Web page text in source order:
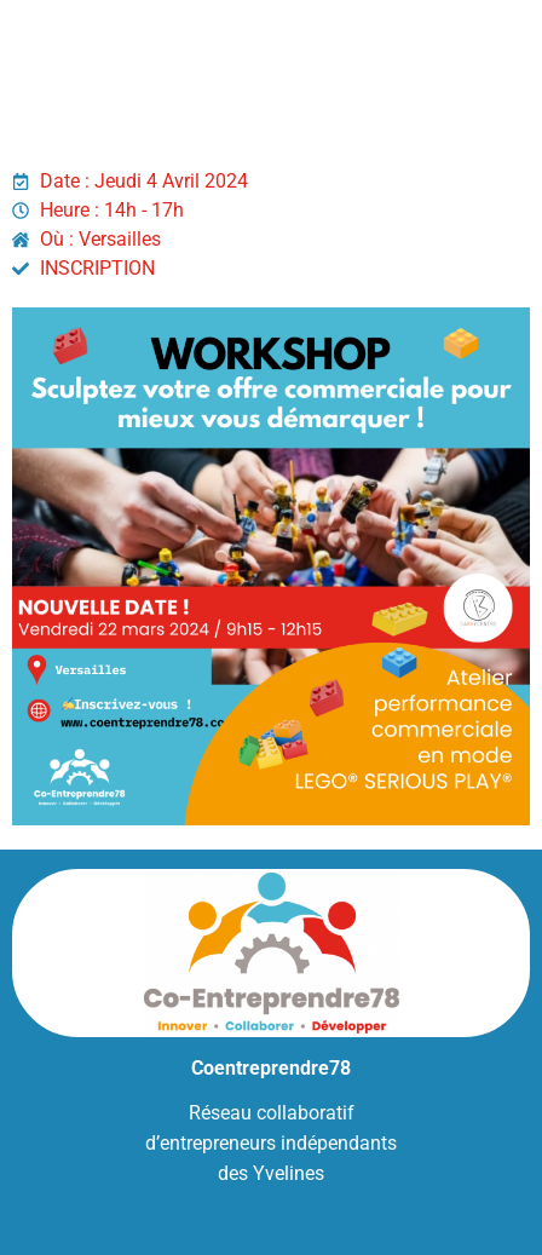
Date : Jeudi 4 Avril 2024
Heure : 14h - 17h
Où : Versailles
INSCRIPTION
Coentreprendre78
Réseau collaboratif
d’entrepreneurs indépendants
des Yvelines